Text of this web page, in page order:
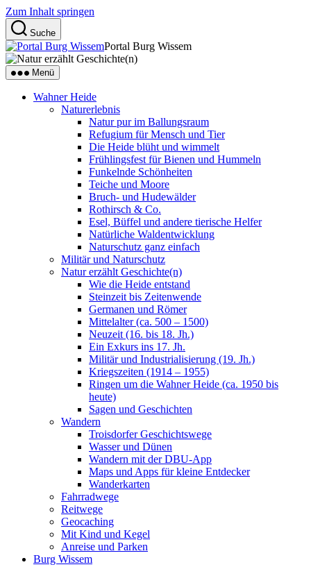
Zum Inhalt springen
Suche
Portal Burg Wissem
Menü
Wahner Heide
Naturerlebnis
Natur pur im Ballungsraum
Refugium für Mensch und Tier
Die Heide blüht und wimmelt
Frühlingsfest für Bienen und Hummeln
Funkelnde Schönheiten
Teiche und Moore
Bruch- und Hudewälder
Rothirsch & Co.
Esel, Büffel und andere tierische Helfer
Natürliche Waldentwicklung
Naturschutz ganz einfach
Militär und Naturschutz
Natur erzählt Geschichte(n)
Wie die Heide entstand
Steinzeit bis Zeitenwende
Germanen und Römer
Mittelalter (ca. 500 – 1500)
Neuzeit (16. bis 18. Jh.)
Ein Exkurs ins 17. Jh.
Militär und Industrialisierung (19. Jh.)
Kriegszeiten (1914 – 1955)
Ringen um die Wahner Heide (ca. 1950 bis
heute)
Sagen und Geschichten
Wandern
Troisdorfer Geschichtswege
Wasser und Dünen
Wandern mit der DBU-App
Maps und Apps für kleine Entdecker
Wanderkarten
Fahrradwege
Reitwege
Geocaching
Mit Kind und Kegel
Anreise und Parken
Burg Wissem